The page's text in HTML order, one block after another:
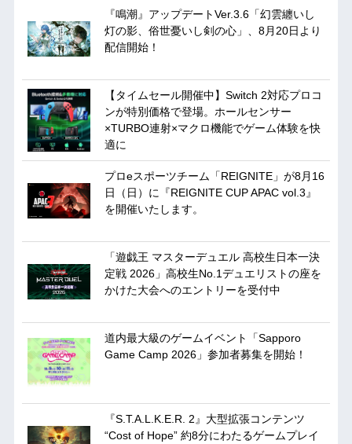
『鳴潮』アップデートVer.3.6「幻雲纏いし
灯の影、俗世憂いし剣の心」、8月20日より
配信開始！
【タイムセール開催中】Switch 2対応プロコ
ンが特別価格で登場。ホールセンサー
×TURBO連射×マクロ機能でゲーム体験を快
適に
プロeスポーツチーム「REIGNITE」が8月16
日（日）に『REIGNITE CUP APAC vol.3』
を開催いたします。
「遊戯王 マスターデュエル 高校生日本一決
定戦 2026」高校生No.1デュエリストの座を
かけた大会へのエントリーを受付中
道内最大級のゲームイベント「Sapporo
Game Camp 2026」参加者募集を開始！
『S.T.A.L.K.E.R. 2』大型拡張コンテンツ
“Cost of Hope” 約8分にわたるゲームプレイ